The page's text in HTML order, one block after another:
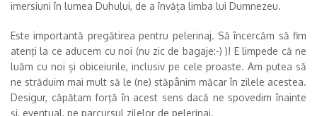
imersiuni în lumea Duhului, de a învăța limba lui Dumnezeu.
Este importantă pregătirea pentru pelerinaj. Să încercăm să fim
atenţi la ce aducem cu noi (nu zic de bagaje:-) )! E limpede că ne
luăm cu noi și obiceiurile, inclusiv pe cele proaste. Am putea să
ne străduim mai mult să le (ne) stăpânim măcar în zilele acestea.
Desigur, căpătam forţă în acest sens dacă ne spovedim înainte
şi, eventual, pe parcursul zilelor de pelerinaj.